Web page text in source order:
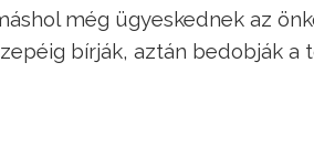
még ügyeskednek az
bírják, aztán bedobják a